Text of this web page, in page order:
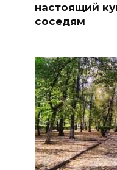
настоящий
соседям